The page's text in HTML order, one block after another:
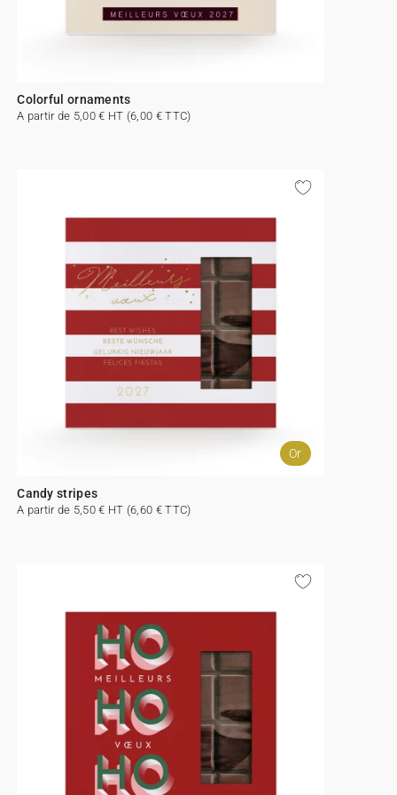
Colorful ornaments
A partir de 5,00 € HT (6,00 € TTC)
Or
Candy stripes
A partir de 5,50 € HT (6,60 € TTC)